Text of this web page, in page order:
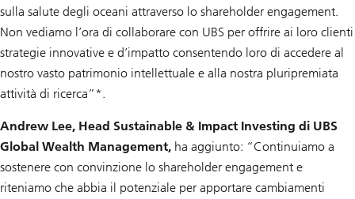
sulla salute degli oceani attraverso lo shareholder engagement.
Non vediamo l’ora di collaborare con UBS per offrire ai loro clienti
strategie innovative e d’impatto consentendo loro di accedere al
nostro vasto patrimonio intellettuale e alla nostra pluripremiata
attività di ricerca”*.
Andrew Lee, Head Sustainable & Impact Investing di UBS
Global Wealth Management, ha aggiunto: “Continuiamo a
sostenere con convinzione lo shareholder engagement e
riteniamo che abbia il potenziale per apportare cambiamenti